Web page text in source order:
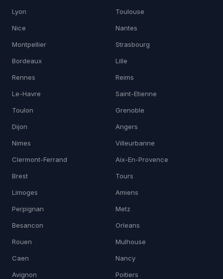
Lyon Toulouse
Nice Nantes
Montpellier Strasbourg
Bordeaux Lille
Rennes Reims
Le-Havre Saint-Etienne
Toulon Grenoble
Dijon Angers
Nimes Villeurbanne
Clermont-Ferrand Aix-En-Provence
Brest Tours
Limoges Amiens
Perpignan Metz
Besancon Orleans
Rouen Mulhouse
Caen Nancy
Avignon Poitiers